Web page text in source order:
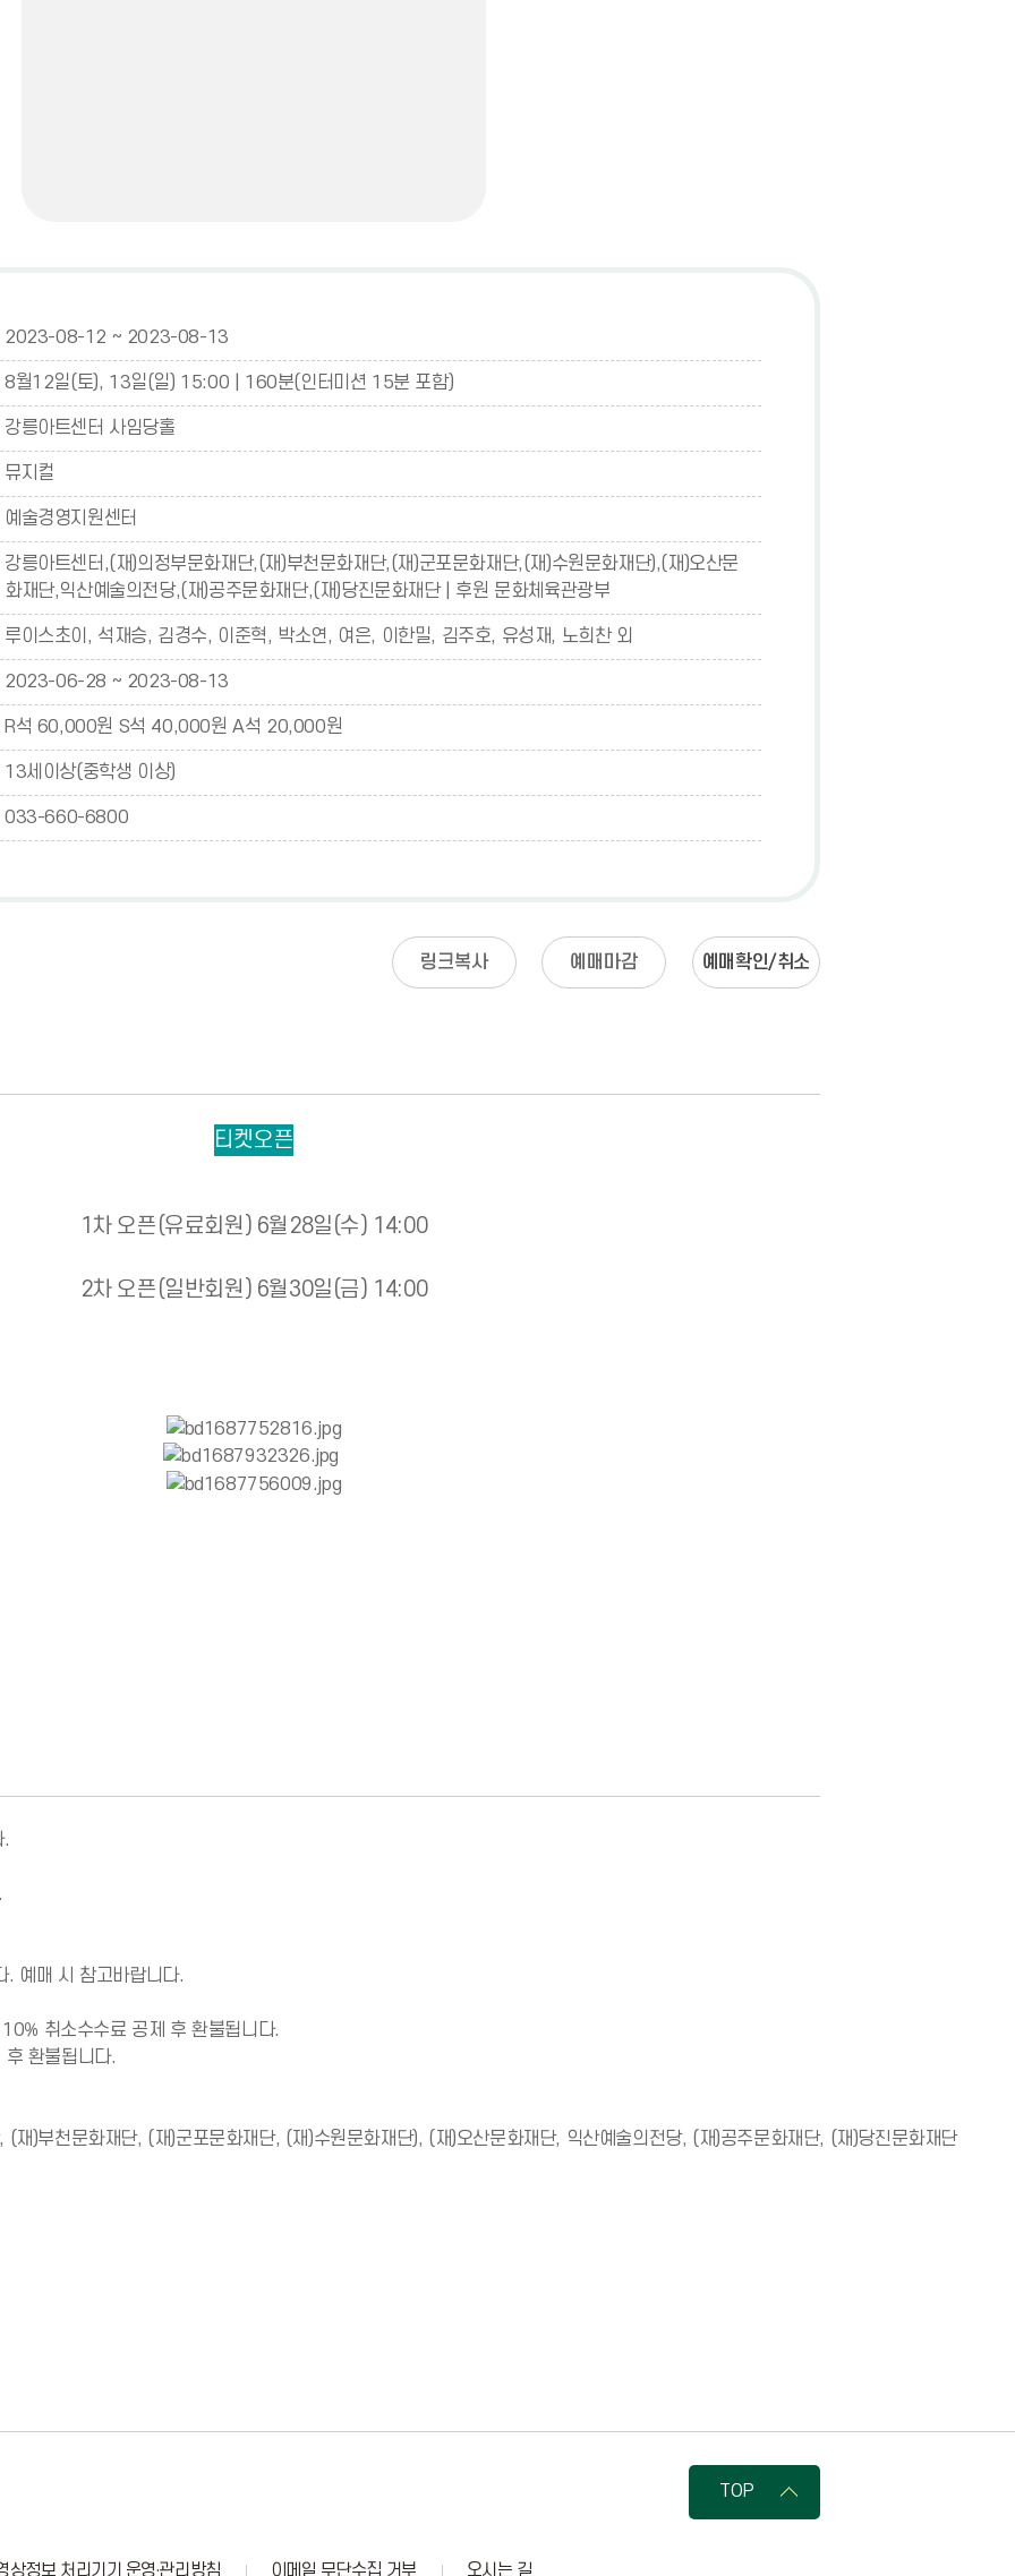
2023-08-12 ~ 2023-08-13
8월12일(토), 13일(일) 15:00 | 160분(인터미션 15분 포함)
강릉아트센터 사임당홀
뮤지컬
예술경영지원센터
강릉아트센터,(재)의정부문화재단,(재)부천문화재단,(재)군포문화재단,(재)수원문화재단),(재)오산문
화재단,익산예술의전당,(재)공주문화재단,(재)당진문화재단 | 후원 문화체육관광부
루이스초이, 석재승, 김경수, 이준혁, 박소연, 여은, 이한밀, 김주호, 유성재, 노희찬 외
2023-06-28 ~ 2023-08-13
R석 60,000원 S석 40,000원 A석 20,000원
13세이상(중학생 이상)
033-660-6800
링크복사 예매마감 예매확인/취소
티켓오픈
1차 오픈(유료회원) 6월28일(수) 14:00
2차 오픈(일반회원) 6월30일(금) 14:00
.
예매 시 참고바랍니다.
％ 취소수수료 공제 후 환불됩니다.
환불됩니다.
재)부천문화재단, (재)군포문화재단, (재)수원문화재단), (재)오산문화재단, 익산예술의전당, (재)공주문화재단, (재)당진문화재단
TOP
상정보 처리기기 운영·관리방침 이메일 무단수집 거부 오시는 길